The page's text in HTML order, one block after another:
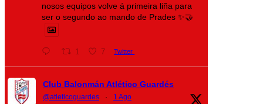
nosos equipos volve á primeira liña para
ser o segundo ao mando de Prades ✨🤝
1 7 Twitter
Club Balonmán Atlético Guardés
@atleticoguardes · 1 Ago